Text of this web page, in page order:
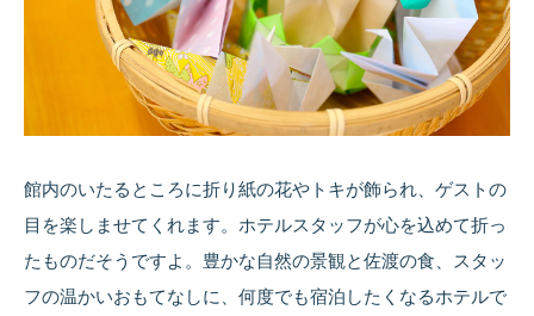
館内のいたるところに折り紙の花やトキが飾られ、ゲストの
目を楽しませてくれます。ホテルスタッフが心を込めて折っ
たものだそうですよ。豊かな自然の景観と佐渡の食、スタッ
フの温かいおもてなしに、何度でも宿泊したくなるホテルで